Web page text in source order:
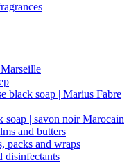
black soap | Marius Fabre
soap | savon noir Marocain
and butters
packs and wraps
disinfectants